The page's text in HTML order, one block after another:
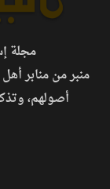
مجلة
منبر من منابر
أصولهم،